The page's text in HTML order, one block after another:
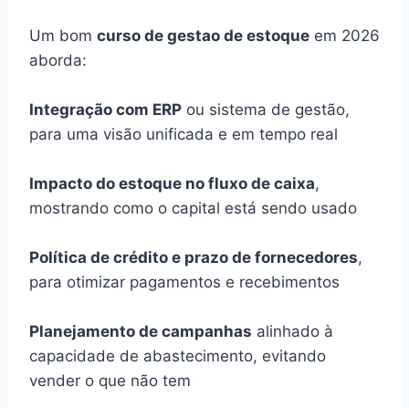
Um bom curso de gestao de estoque em 2026
aborda:
Integração com ERP ou sistema de gestão,
para uma visão unificada e em tempo real
Impacto do estoque no fluxo de caixa,
mostrando como o capital está sendo usado
Política de crédito e prazo de fornecedores,
para otimizar pagamentos e recebimentos
Planejamento de campanhas alinhado à
capacidade de abastecimento, evitando
vender o que não tem